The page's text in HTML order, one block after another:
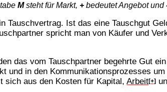
Msteht für Markt, + bedeutet Angebot und
Tauschvertrag. Ist das eine Tauschgut
spricht man von Käufer und
das vom Tauschpartner begehrte Gut ein
und in den Kommunikationsprozesses
sich aus den Kosten für Kapital,Arbeit[+]